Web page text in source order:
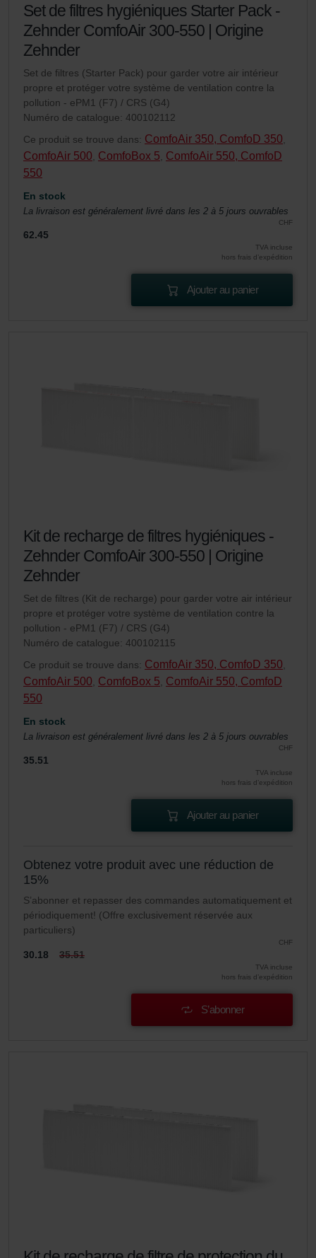
Set de filtres hygiéniques Starter Pack -
Zehnder ComfoAir 300-550 | Origine
Zehnder
Set de filtres (Starter Pack) pour garder votre air intérieur
propre et protéger votre système de ventilation contre la
pollution - ePM1 (F7) / CRS (G4)
Numéro de catalogue: 400102112
Ce produit se trouve dans: ComfoAir 350, ComfoD 350
ComfoAir 500 ComfoBox 5 ComfoAir 550, ComfoD
550
En stock
La livraison est généralement livré dans les 2 à 5 jours ouvrables
CHF
62.45
TVA incluse
hors frais d’expédition
Ajouter au panier
Kit de recharge de filtres hygiéniques -
Zehnder ComfoAir 300-550 | Origine
Zehnder
Set de filtres (Kit de recharge) pour garder votre air intérieur
propre et protéger votre système de ventilation contre la
pollution - ePM1 (F7) / CRS (G4)
Numéro de catalogue: 400102115
Ce produit se trouve dans: ComfoAir 350, ComfoD 350,
ComfoAir 500, ComfoBox 5, ComfoAir 550, ComfoD
550
En stock
La livraison est généralement livré dans les 2 à 5 jours ouvrables
CHF
35.51
TVA incluse
hors frais d’expédition
Ajouter au panier
Obtenez votre produit avec une réduction de
15%
S’abonner et repasser des commandes automatiquement et
périodiquement! (Offre exclusivement réservée aux
particuliers)
CHF
30.18 35.51
TVA incluse
hors frais d’expédition
S’abonner